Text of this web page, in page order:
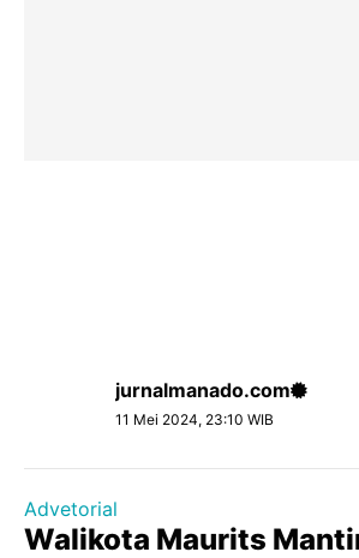
jurnalmanado.com
11 Mei 2024, 23:10 WIB
Advetorial
Walikota Maurits